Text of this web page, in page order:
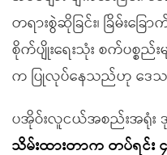
တရားစွဲဆိုခြင်း၊ ခြိမ်းခြော
စိုက်ပျိုးရေးသုံး စက်ပစ္စည်း
က ပြုလုပ်နေသည်ဟု ဒေသခံ
ပအိုဝ်းလူငယ်အစည်းအရုံး ဒု
သိမ်းထားတာက တပ်ရင်း